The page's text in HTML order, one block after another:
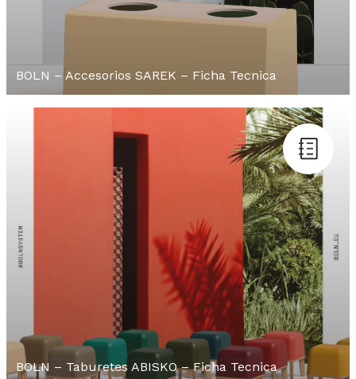
BOLN – Accesorios SAREK – Ficha Tecnica
BOLN – Taburetes ABISKO – Ficha Tecnica